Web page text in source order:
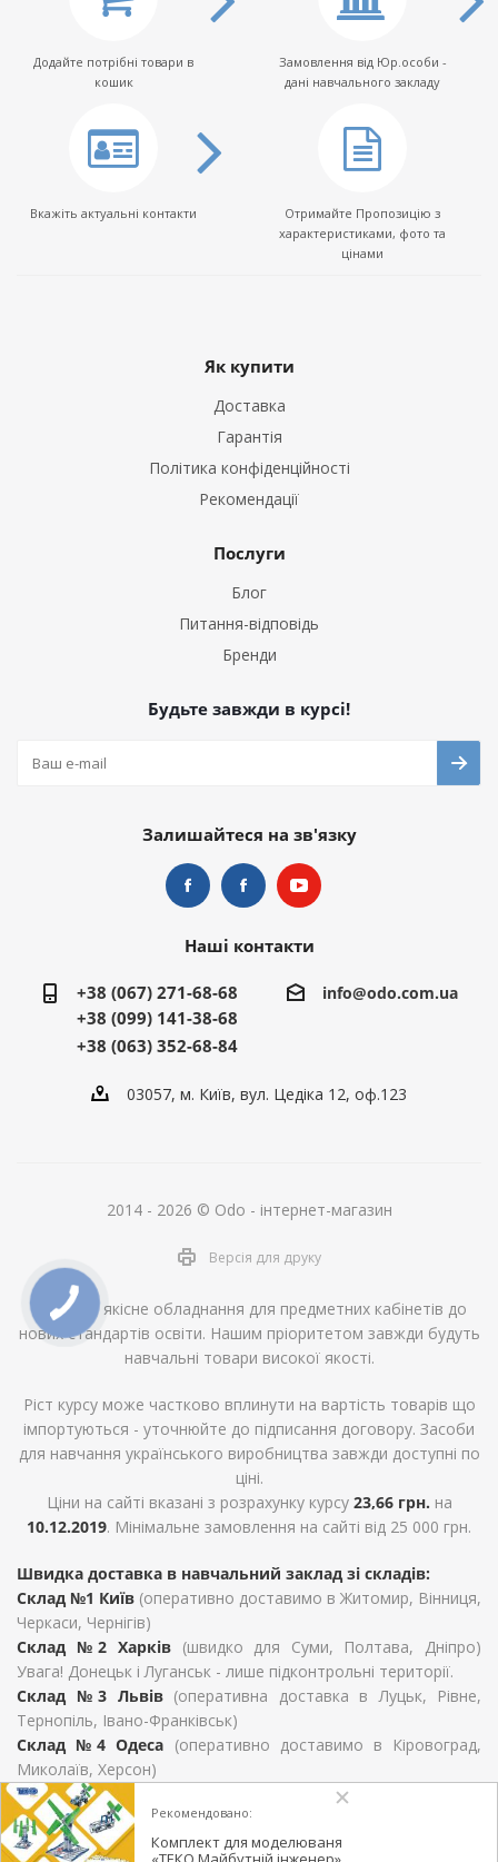
Додайте потрібні товари в
кошик
Замовлення від Юр.особи -
дані навчального закладу
Вкажіть актуальні контакти
Отримайте Пропозицію з
характеристиками, фото та
цінами
Як купити
Доставка
Гарантія
Політика конфіденційності
Рекомендації
Послуги
Блог
Питання-відповідь
Бренди
Будьте завжди в курсі!
Залишайтеся на зв'язку
Наші контакти
+38 (067) 271-68-68
+38 (099) 141-38-68
+38 (063) 352-68-84
info@odo.com.ua
03057, м. Київ, вул. Цедіка 12, оф.123
2014 - 2026 © Odo - інтернет-магазин
Версія для друку
ОДО - це якісне обладнання для предметних кабінетів до
нових стандартів освіти. Нашим пріоритетом завжди будуть
навчальні товари високої якості.
Ріст курсу може частково вплинути на вартість товарів що
імпортуються - уточнюйте до підписання договору. Засоби
для навчання українського виробництва завжди доступні по
ціні.
Ціни на сайті вказані з розрахунку курсу 23,66 грн. на
10.12.2019. Мінімальне замовлення на сайті від 25 000 грн.
Швидка доставка в навчальний заклад зі складів:
Склад №1 Київ (оперативно доставимо в Житомир, Вінниця,
Черкаси, Чернігів)
Склад №2 Харків(швидко для Суми, Полтава, Дніпро)
Увага! Донецьк і Луганськ - лише підконтрольні території.
Склад №3 Львів(оперативна доставка в Луцьк, Рівне,
Тернопіль, Івано-Франківськ)
Склад №4 Одеса (оперативно доставимо в Кіровоград,
Миколаїв, Херсон)
Для Закарпатської області, Хмельницький, Чернівців та
Запоріжжя терміни визначаються умовами договору
поставки.
Рекомендовано:
Комплект для моделюваня